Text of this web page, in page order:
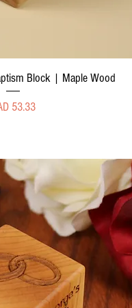
rápidaBlock | Maple Wood
53.33